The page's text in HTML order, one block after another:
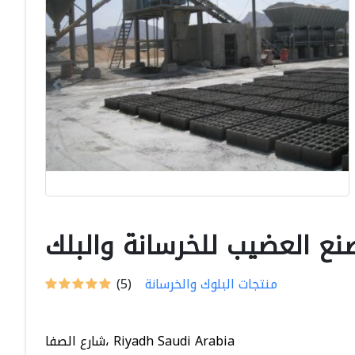
العضيب للخرسانة والبلك
(5) منتجات البلوك والخرسانة
شارع الصفا، Riyadh Saudi Arabia